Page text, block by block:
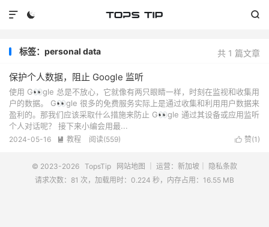
 

共 1 篇文章
标签：personal data
保护个人数据，阻止 Google 监听
使用 G👀gle 总是不放心，它就像有两只眼睛一样，时刻在监视和收集用
户的数据。 G👀gle 很多的免费服务实际上是通过收集和利用用户数据来
盈利的。那我们应该采取什么措施来防止 G👀gle 通过其设备或应用监听
个人对话呢？ 接下来小编会用最...
 赞(1 )
2024-05-16  教程 阅读(559)
© 2023-2026 TopsTip 网站地图 ｜ 运营：新加坡｜
隐私条款
请求次数：81 次，加载用时：0.224 秒，内存占用：16.55 MB